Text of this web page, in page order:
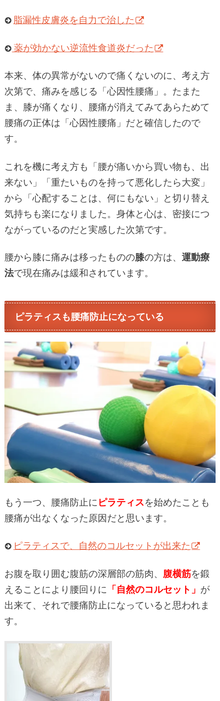
脂漏性皮膚炎を自力で治した
薬が効かない逆流性食道炎だった
本来、体の異常がないので痛くないのに、考え方
次第で、痛みを感じる「心因性腰痛」。たまた
ま、膝が痛くなり、腰痛が消えてみてあらためて
腰痛の正体は「心因性腰痛」だと確信したので
す。
これを機に考え方も「腰が痛いから買い物も、出
来ない」「重たいものを持って悪化したら大変」
から「心配することは、何にもない」と切り替え
気持ちも楽になりました。身体と心は、密接につ
ながっているのだと実感した次第です。
腰から膝に痛みは移ったものの膝の方は、 運動療
法で現在痛みは緩和されています。
ピラティスも腰痛防止になっている
もう一つ、腰痛防止に ピラティスを始めたことも
腰痛が出なくなった原因だと思います。
ピラティスで、自然のコルセットが出来た
お腹を取り囲む腹筋の深層部の筋肉、 腹横筋を鍛
えることにより腰回りに 「自然のコルセット」 が
出来て、それで腰痛防止になっていると思われま
す。